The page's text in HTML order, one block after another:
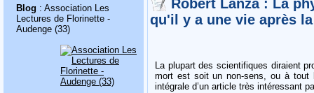
Blog : Association Les
Lectures de Florinette -
Audenge (33)
Robert Lanza : La
qu'il y a une vie après
La plupart des scientifiques diraient
mort est soit un non-sens, ou à tout
intégrale d’un article très intéressant